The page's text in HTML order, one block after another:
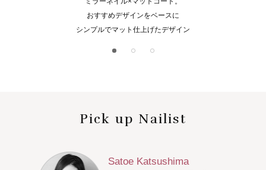
おすすめデザインをベースに
シンプルでマット仕上げたデザイン
Pick up Nailist
Satoe Katsushima